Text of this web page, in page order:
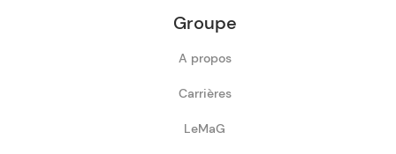
Groupe
A propos
Carrières
LeMaG